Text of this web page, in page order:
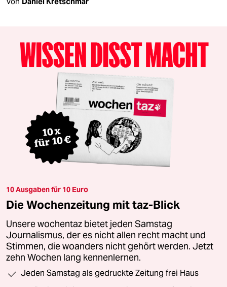
10 Ausgaben für 10 Euro
Die Wochenzeitung mit taz-Blick
Unsere wochentaz bietet jeden Samstag
Journalismus, der es nicht allen recht macht und
Stimmen, die woanders nicht gehört werden. Jetzt
zehn Wochen lang kennenlernen.
Jeden Samstag als gedruckte Zeitung frei Haus